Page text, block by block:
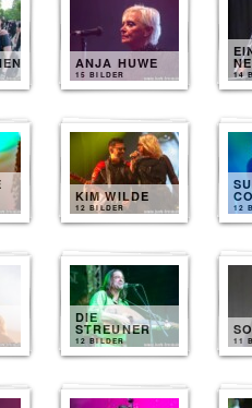
ANJA HUWE
15 BILDER 14
KIM WILDE
12 BILDER 12
DIE
STREUNER
12 BILDER 11